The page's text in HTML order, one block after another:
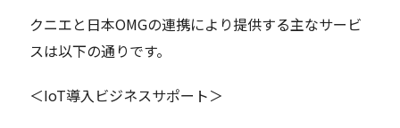
クニエと日本OMGの連携により提供する主なサービ
スは以下の通りです。
＜IoT導入ビジネスサポート＞